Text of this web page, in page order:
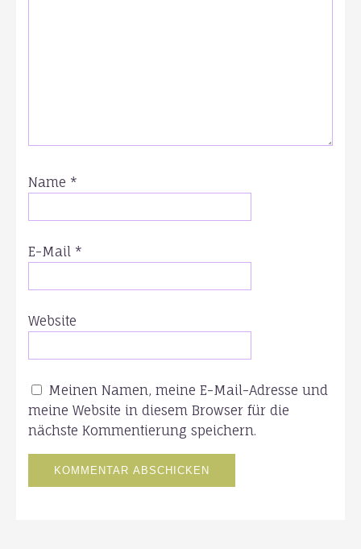
Name *
E-Mail *
Website
Meinen Namen, meine E-Mail-Adresse und
meine Website in diesem Browser für die
nächste Kommentierung speichern.